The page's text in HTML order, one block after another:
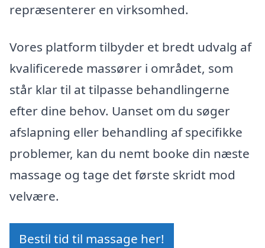
repræsenterer en virksomhed.
Vores platform tilbyder et bredt udvalg af
kvalificerede massører i området, som
står klar til at tilpasse behandlingerne
efter dine behov. Uanset om du søger
afslapning eller behandling af specifikke
problemer, kan du nemt booke din næste
massage og tage det første skridt mod
velvære.
Bestil tid til massage her!